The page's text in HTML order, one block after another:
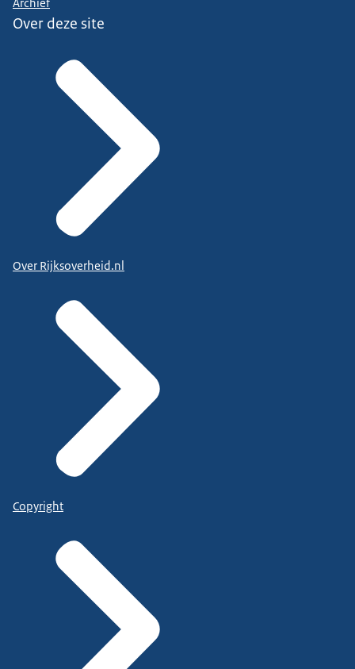
Archief
Over deze site
Over Rijksoverheid.nl
Copyright